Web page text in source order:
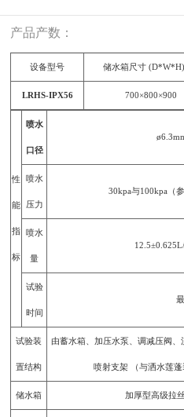
产品产数：
设备型号 储水箱尺寸
LRHS-IPX56 700×800×900
性
能
指
标
喷水
口径
喷水
压力
30kpa与100kpa（
喷水
量
试验
时间
试验装
置结构
由蓄水箱、加压水泵、调减压阀
喷射支架 （与洒水莲
储水箱 加厚型高级拉